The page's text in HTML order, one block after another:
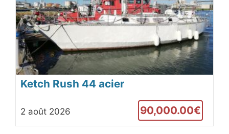
Ketch Rush 44 acier
2 août 2026 90,000.00€